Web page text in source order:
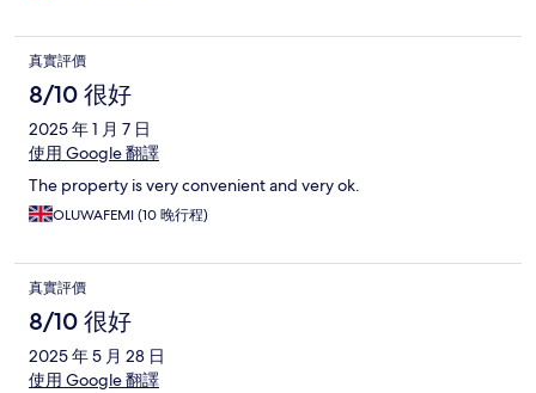
真實評價
8/10 很好
2025 年 1 月 7 日
使用 Google 翻譯
The property is very convenient and very ok.
OLUWAFEMI (10 晚行程)
真實評價
8/10 很好
2025 年 5 月 28 日
使用 Google 翻譯